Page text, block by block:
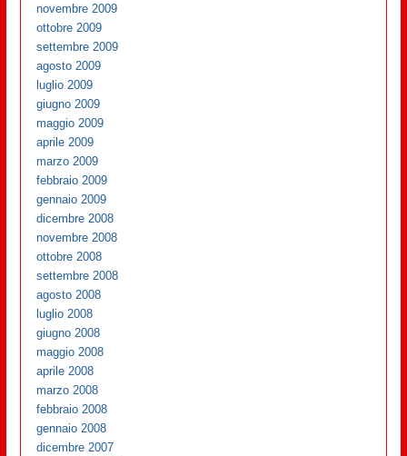
novembre 2009
ottobre 2009
settembre 2009
agosto 2009
luglio 2009
giugno 2009
maggio 2009
aprile 2009
marzo 2009
febbraio 2009
gennaio 2009
dicembre 2008
novembre 2008
ottobre 2008
settembre 2008
agosto 2008
luglio 2008
giugno 2008
maggio 2008
aprile 2008
marzo 2008
febbraio 2008
gennaio 2008
dicembre 2007